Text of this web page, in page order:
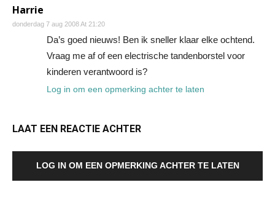
Harrie
donderdag 7 aug 2008 At 21:20
Da’s goed nieuws! Ben ik sneller klaar elke ochtend.
Vraag me af of een electrische tandenborstel voor
kinderen verantwoord is?
Log in om een opmerking achter te laten
LAAT EEN REACTIE ACHTER
LOG IN OM EEN OPMERKING ACHTER TE LATEN